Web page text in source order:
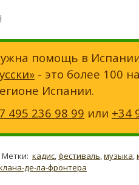
помощь в
- это более 100
Испании.
495 236 98 99 или +34
Метки: кадис,фестиваль,музыка,
де-ла-фронтера